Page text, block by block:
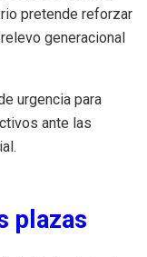
pretende reforzar
generacional
urgencia para
ante las
plazas